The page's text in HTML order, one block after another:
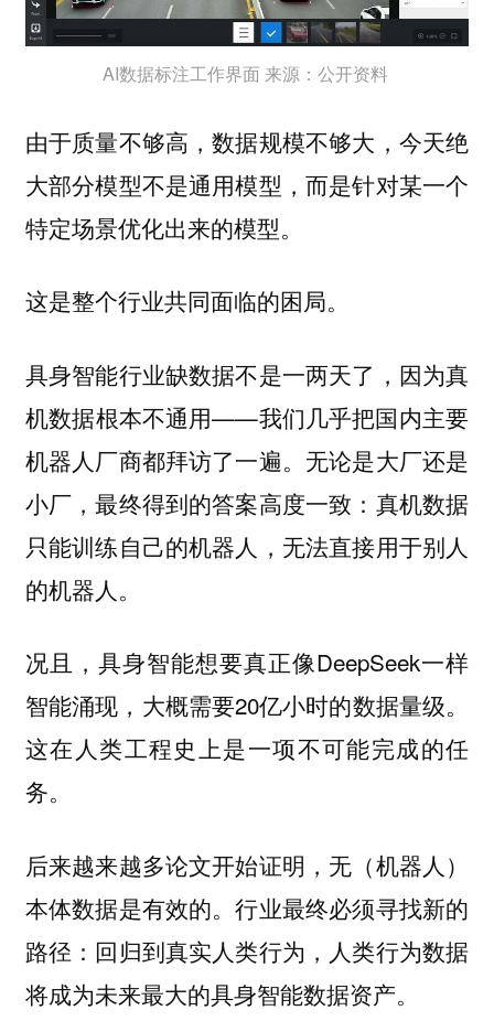
AI数据标注工作界面 来源：公开资料
由于质量不够高，数据规模不够大，今天绝
大部分模型不是通用模型，而是针对某一个
特定场景优化出来的模型。
这是整个行业共同面临的困局。
具身智能行业缺数据不是一两天了，因为真
机数据根本不通用——我们几乎把国内主要
机器人厂商都拜访了一遍。无论是大厂还是
小厂，最终得到的答案高度一致：真机数据
只能训练自己的机器人，无法直接用于别人
的机器人。
况且，具身智能想要真正像DeepSeek一样
智能涌现，大概需要20亿小时的数据量级。
这在人类工程史上是一项不可能完成的任
务。
后来越来越多论文开始证明，无（机器人）
本体数据是有效的。行业最终必须寻找新的
路径：回归到真实人类行为，人类行为数据
将成为未来最大的具身智能数据资产。